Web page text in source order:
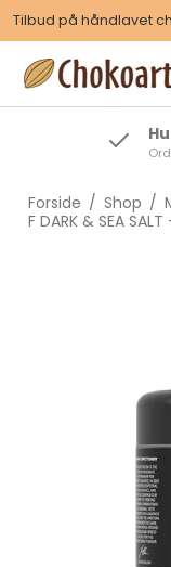
Tilbud på håndlavet
Forside / Shop /
F DARK & SEA